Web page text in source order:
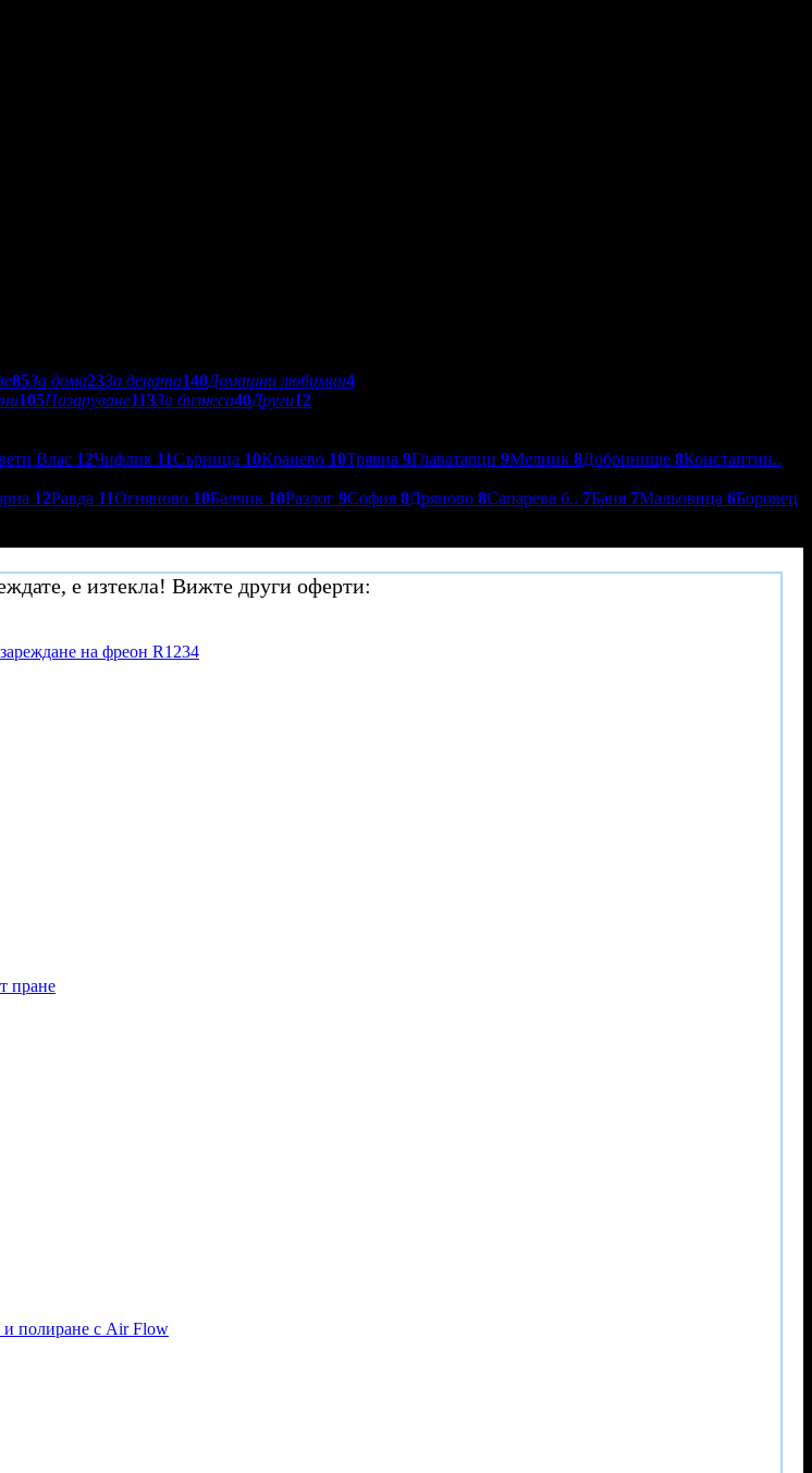
85За дома23За децата140Домашни любимци4
105Пазаруване113За бизнеса40Други12
Влас 12Чифлик 11Сърница 10Кранево 10Трявна 9Главатарци 9Мелник 8Добринище 8Константин..
12Равда 11Огняново 10Балчик 10Разлог 9София 8Дряново 8Сапарева б.. 7Баня 7Мальовица 6Боровец
е изтекла! Вижте други оферти:
на фреон R1234
пране
и полиране с Air Flow